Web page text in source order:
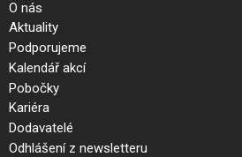
O nás
Aktuality
Podporujeme
Kalendář akcí
Pobočky
Kariéra
Dodavatelé
Odhlášení z newsletteru